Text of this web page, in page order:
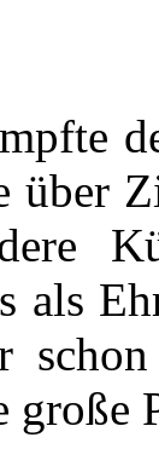
über
als
große